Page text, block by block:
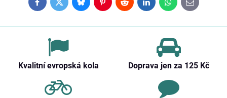
FacebookTwitterBlueskyPinterestRedditLinkedInWhatsApp
E-
mail
Kvalitní evropská kola Doprava jen za 125 Kč